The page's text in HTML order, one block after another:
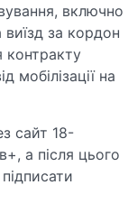
включно
за кордон
контракту
мобілізації на
сайт 18-
а після цього